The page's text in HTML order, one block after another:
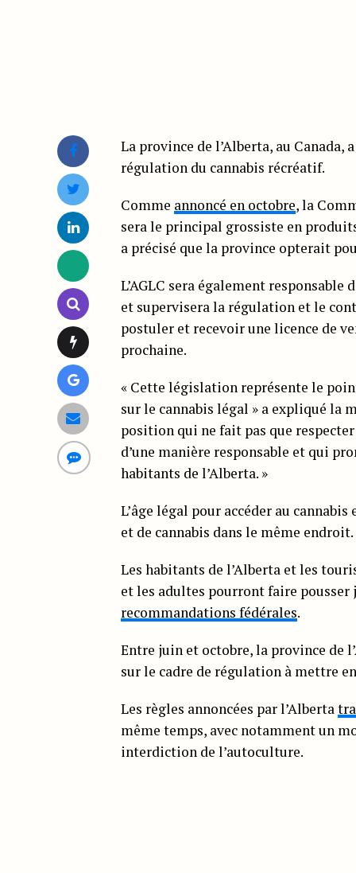
La province de l’Alberta, au
régulation du cannabis récréatif.
Comme annoncé en octobre, la
sera le principal grossiste en
a précisé que la province opterait
L’AGLC sera également
et supervisera la régulation et le
postuler et recevoir une licence de
prochaine.
« Cette législation représente le
sur le cannabis légal » a expliqué la
position qui ne fait pas que
d’une manière responsable et qui
habitants de l’Alberta. »
L’âge légal pour accéder au
et de cannabis dans le même endroit.
Les habitants de l’Alberta et les
et les adultes pourront faire pousser
recommandations fédérales.
Entre juin et octobre, la province de
sur le cadre de régulation à mettre
Les règles annoncées par l’Alberta
même temps, avec notamment un
interdiction de l’autoculture.